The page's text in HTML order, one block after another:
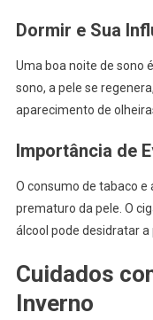
Dormir e Sua
Uma boa noite de sono
sono, a pele se
aparecimento de
Importância de
O consumo de tabaco
prematuro da pele. O
álcool pode desidratar a
Cuidados
Inverno